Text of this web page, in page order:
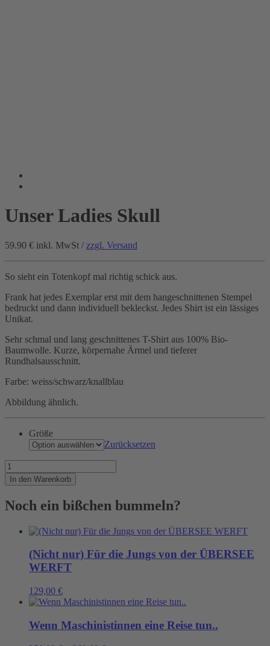
Unser Ladies Skull
59.90 € inkl. MwSt / zzgl. Versand
So sieht ein Totenkopf mal richtig schick aus.
Frank hat jedes Exemplar erst mit dem hangeschnittenen Stempel
bedruckt und dann individuell bekleckst. Jedes Shirt ist ein lässiges
Unikat.
Sehr schmal und lang geschnittenes T-Shirt aus 100% Bio-
Baumwolle. Kurze, körpernahe Ärmel und tieferer
Rundhalsausschnitt.
Farbe: weiss/schwarz/knallblau
Abbildung ähnlich.
Größe
Zurücksetzen
Unser
Ladies
Skull
In den Warenkorb
Noch ein bißchen bummeln?
(Nicht nur) Für die Jungs von der ÜBERSEE
WERFT
129,00 €
Wenn Maschinistinnen eine Reise tun..